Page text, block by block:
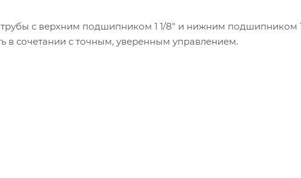
с верхним подшипником 1 1/8" и нижним подшипником
в сочетании с точным, уверенным управлением.